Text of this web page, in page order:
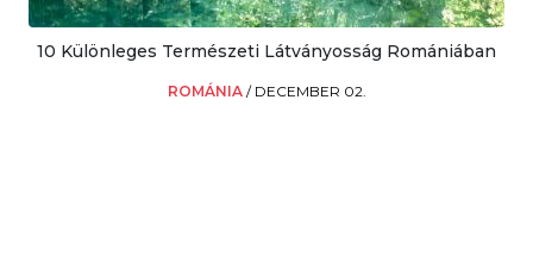
10 Különleges Természeti Látványosság Romániában
ROMÁNIA / DECEMBER 02.